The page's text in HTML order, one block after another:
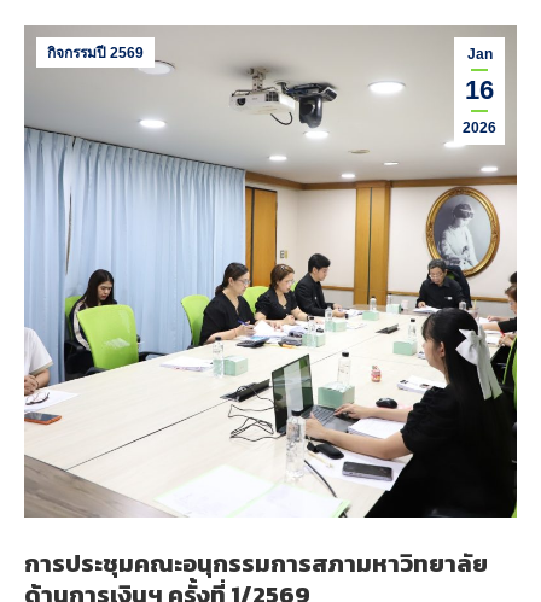
Jan
16
2026
กิจกรรมปี 2569
การประชุมคณะอนุกรรมการสภามหาวิทยาลัย
ด้านการเงินฯ ครั้งที่ 1/2569